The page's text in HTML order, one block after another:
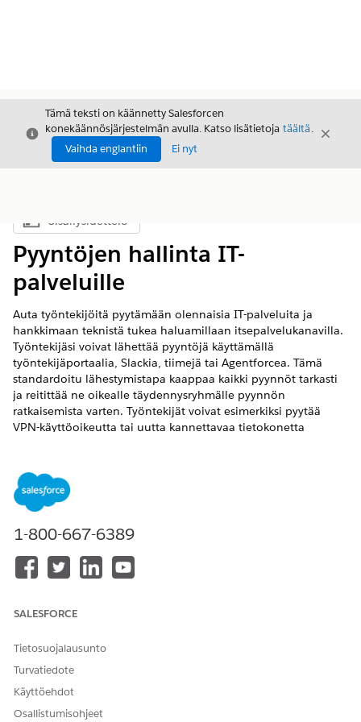
Sulje
Tämä teksti on käännetty Salesforcen
konekäännösjärjestelmän avulla. Katso lisätietoja täältä.
Vaihda englantiin
Ei nyt
Sulje
Näytä sisällysluettelo
Sisällysluettelo
Pyyntöjen hallinta IT-
palveluille
Auta työntekijöitä pyytämään olennaisia IT-palveluita ja
hankkimaan teknistä tukea haluamillaan itsepalvelukanavilla.
Työntekijäsi voivat lähettää pyyntöjä käyttämällä
työntekijäportaalia, Slackia, tiimejä tai Agentforcea. Tämä
standardoitu lähestymistapa kaappaa kaikki pyynnöt tarkasti
ja reitittää ne oikealle täydennysryhmälle pyynnön
ratkaisemista varten. Työntekijät voivat esimerkiksi pyytää
VPN-käyttöoikeutta tai uutta kannettavaa tietokonetta
Käytettävissä: Lightning Experiencessa
Käytettävissä:Enterprise
palvelun avulla.
tärkeimmillä ominaisuuksilla.
rakenteellisilla ja auditoitavilla työnkuluilla varmistaaksesi
yhdenmukaisen ja ennustettavan toimituksen.
Agenttikokemus: Salli työntekijöiden lähettää pyyntöjä
luonnollisella kielellä Agentforcen kanssa Slackin, tiimien
1-800-667-6389
SALESFORCE
Tietosuojalausunto
Turvatiedote
Käyttöehdot
Osallistumisohjeet